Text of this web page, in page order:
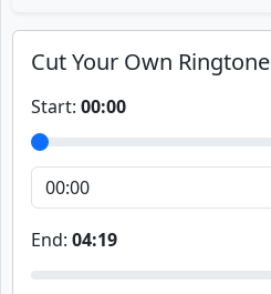
Cut Your Own Ringtone
Start: 00:00
End: 04:19